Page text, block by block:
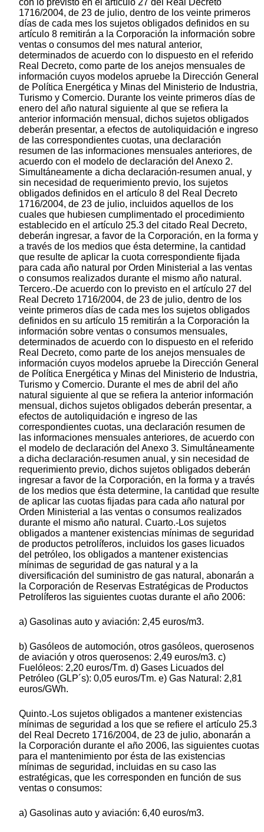
con lo previsto en el artículo 27 del Real Decreto
1716/2004, de 23 de julio, dentro de los veinte primeros
días de cada mes los sujetos obligados definidos en su
artículo 8 remitirán a la Corporación la información sobre
ventas o consumos del mes natural anterior,
determinados de acuerdo con lo dispuesto en el referido
Real Decreto, como parte de los anejos mensuales de
información cuyos modelos apruebe la Dirección General
de Política Energética y Minas del Ministerio de Industria,
Turismo y Comercio. Durante los veinte primeros días de
enero del año natural siguiente al que se refiera la
anterior información mensual, dichos sujetos obligados
deberán presentar, a efectos de autoliquidación e ingreso
de las correspondientes cuotas, una declaración
resumen de las informaciones mensuales anteriores, de
acuerdo con el modelo de declaración del Anexo 2.
Simultáneamente a dicha declaración-resumen anual, y
sin necesidad de requerimiento previo, los sujetos
obligados definidos en el artículo 8 del Real Decreto
1716/2004, de 23 de julio, incluidos aquellos de los
cuales que hubiesen cumplimentado el procedimiento
establecido en el artículo 25.3 del citado Real Decreto,
deberán ingresar, a favor de la Corporación, en la forma y
a través de los medios que ésta determine, la cantidad
que resulte de aplicar la cuota correspondiente fijada
para cada año natural por Orden Ministerial a las ventas
o consumos realizados durante el mismo año natural.
Tercero.-De acuerdo con lo previsto en el artículo 27 del
Real Decreto 1716/2004, de 23 de julio, dentro de los
veinte primeros días de cada mes los sujetos obligados
definidos en su artículo 15 remitirán a la Corporación la
información sobre ventas o consumos mensuales,
determinados de acuerdo con lo dispuesto en el referido
Real Decreto, como parte de los anejos mensuales de
información cuyos modelos apruebe la Dirección General
de Política Energética y Minas del Ministerio de Industria,
Turismo y Comercio. Durante el mes de abril del año
natural siguiente al que se refiera la anterior información
mensual, dichos sujetos obligados deberán presentar, a
efectos de autoliquidación e ingreso de las
correspondientes cuotas, una declaración resumen de
las informaciones mensuales anteriores, de acuerdo con
el modelo de declaración del Anexo 3. Simultáneamente
a dicha declaración-resumen anual, y sin necesidad de
requerimiento previo, dichos sujetos obligados deberán
ingresar a favor de la Corporación, en la forma y a través
de los medios que ésta determine, la cantidad que resulte
de aplicar las cuotas fijadas para cada año natural por
Orden Ministerial a las ventas o consumos realizados
durante el mismo año natural. Cuarto.-Los sujetos
obligados a mantener existencias mínimas de seguridad
de productos petrolíferos, incluidos los gases licuados
del petróleo, los obligados a mantener existencias
mínimas de seguridad de gas natural y a la
diversificación del suministro de gas natural, abonarán a
la Corporación de Reservas Estratégicas de Productos
Petrolíferos las siguientes cuotas durante el año 2006:
a) Gasolinas auto y aviación: 2,45 euros/m3.
b) Gasóleos de automoción, otros gasóleos, querosenos
de aviación y otros querosenos: 2,49 euros/m3. c)
Fuelóleos: 2,20 euros/Tm. d) Gases Licuados del
Petróleo (GLP´s): 0,05 euros/Tm. e) Gas Natural: 2,81
euros/GWh.
Quinto.-Los sujetos obligados a mantener existencias
mínimas de seguridad a los que se refiere el artículo 25.3
del Real Decreto 1716/2004, de 23 de julio, abonarán a
la Corporación durante el año 2006, las siguientes cuotas
para el mantenimiento por ésta de las existencias
mínimas de seguridad, incluidas en su caso las
estratégicas, que les corresponden en función de sus
ventas o consumos:
a) Gasolinas auto y aviación: 6,40 euros/m3.